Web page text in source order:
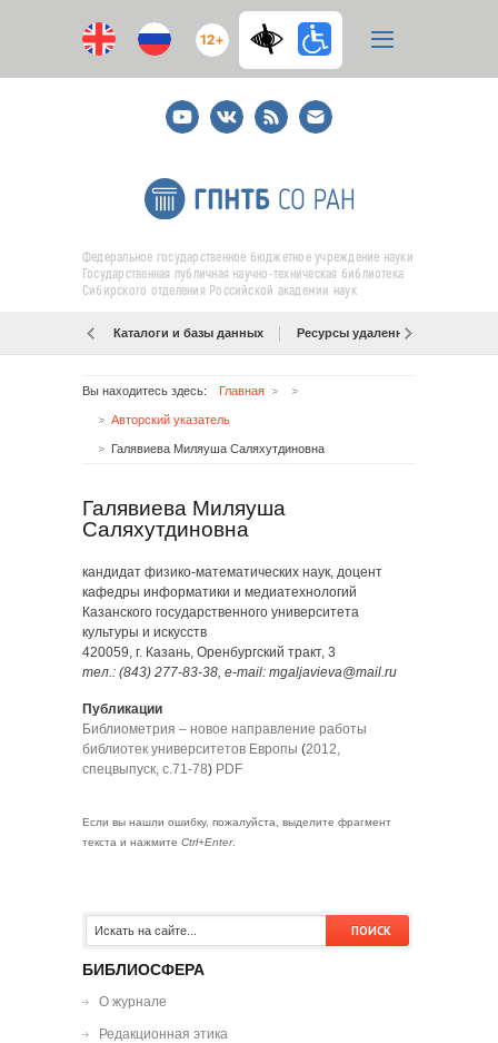
12+
YoutubeВКонтакте
RSS
E-
mail
подписка
Федеральное государственное бюджетное учреждение науки
Государственная публичная научно-техническая библиотека
Сибирского отделения Российской академии наук
Каталоги и базы данных Ресурсы удаленного доступа
Вы находитесь здесь: Главная
Авторский указатель
Галявиева Миляуша Саляхутдиновна
Галявиева Миляуша
Саляхутдиновна
кандидат физико-математических наук, доцент
кафедры информатики и медиатехнологий
Казанского государственного университета
культуры и искусств
420059, г. Казань, Оренбургский тракт, 3
тел.: (843) 277-83-38, e-mail: mgaljavieva@mail.ru
Публикации
Библиометрия – новое направление работы
библиотек университетов Европы (2012,
спецвыпуск, с.71-78) PDF
Если вы нашли ошибку, пожалуйста, выделите фрагмент
текста и нажмите Ctrl+Enter.
БИБЛИОСФЕРА
О журнале
Редакционная этика